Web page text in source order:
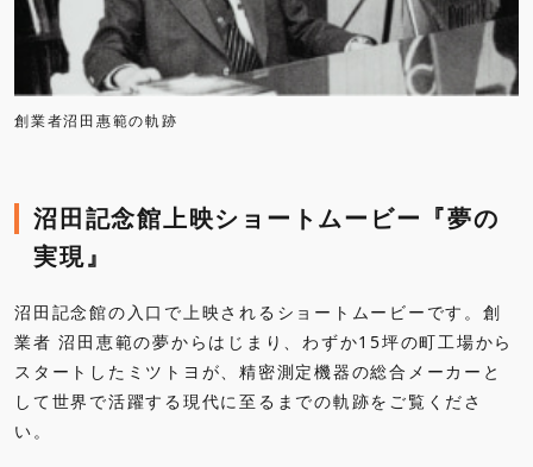
創業者沼田惠範の軌跡
沼田記念館上映ショートムービー『夢の
実現』
沼田記念館の入口で上映されるショートムービーです。創
業者 沼田恵範の夢からはじまり、わずか15坪の町工場から
スタートしたミツトヨが、精密測定機器の総合メーカーと
して世界で活躍する現代に至るまでの軌跡をご覧くださ
い。